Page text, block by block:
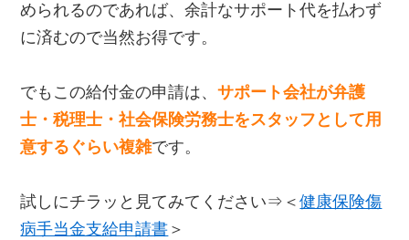
められるのであれば、余計なサポート代を払わず
に済むので当然お得です。
でもこの給付金の申請は、サポート会社が弁護
士・税理士・社会保険労務士をスタッフとして用
意するぐらい複雑です。
試しにチラッと見てみてください⇒＜健康保険傷
病手当金支給申請書 ＞